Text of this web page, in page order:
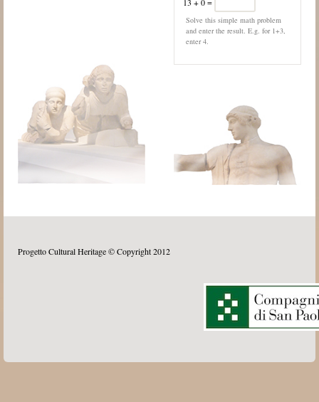
13 + 0 =
Solve this simple math problem
and enter the result. E.g. for 1+3,
enter 4.
Progetto Cultural Heritage © Copyright 2012